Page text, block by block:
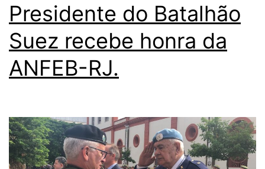
Presidente do Batalhão
Suez recebe honra da
ANFEB-RJ.